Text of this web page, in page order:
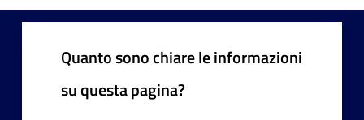
Quanto sono chiare le informazioni
su questa pagina?